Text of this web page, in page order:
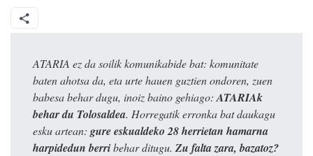
ATARIA ez da soilik komunikabide bat: komunitate
baten ahotsa da, eta urte hauen guztien ondoren, zuen
babesa behar dugu, inoiz baino gehiago: ATARIAk
behar du Tolosaldea. Horregatik erronka bat daukagu
esku artean: gure eskualdeko 28 herrietan hamarna
harpidedun berribehar ditugu. Zu falta zara, bazatoz?